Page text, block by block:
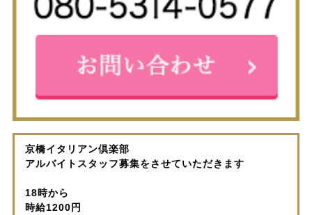
京橋イタリアン倶楽部
アルバイトスタッフ募集をさせていただきます
18時から
時給1200円